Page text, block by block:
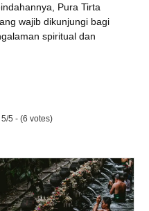
Pura Tirta
wajib dikunjungi bagi
spiritual dan
5/5 - (6 votes)